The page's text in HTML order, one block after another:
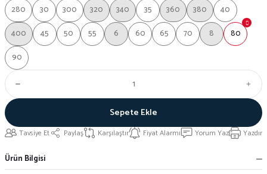
280
30 300 320 340 35 360 380
40
400
45 50 55 6 60 65 70 8
80
90
Sepete Ekle
Tavsiye Et Paylaş Karşılaştır Fiyat Alarmı Yorum Yaz Yazdır
Ürün Bilgisi